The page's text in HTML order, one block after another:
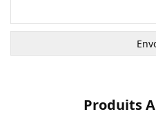
Produits